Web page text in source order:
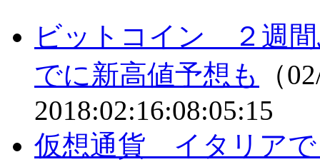
ビットコイン ２週
でに新高値予想も
（
2018:02:16:08:05:15
仮想通貨 イタリア